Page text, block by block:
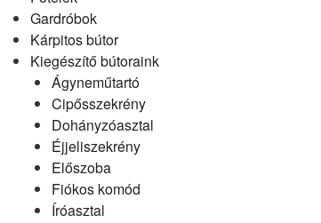
Gardróbok
Kárpitos bútor
Kiegészítő bútoraink
Ágyneműtartó
Cipősszekrény
Dohányzóasztal
Éjjeliszekrény
Előszoba
Fiókos komód
Íróasztal